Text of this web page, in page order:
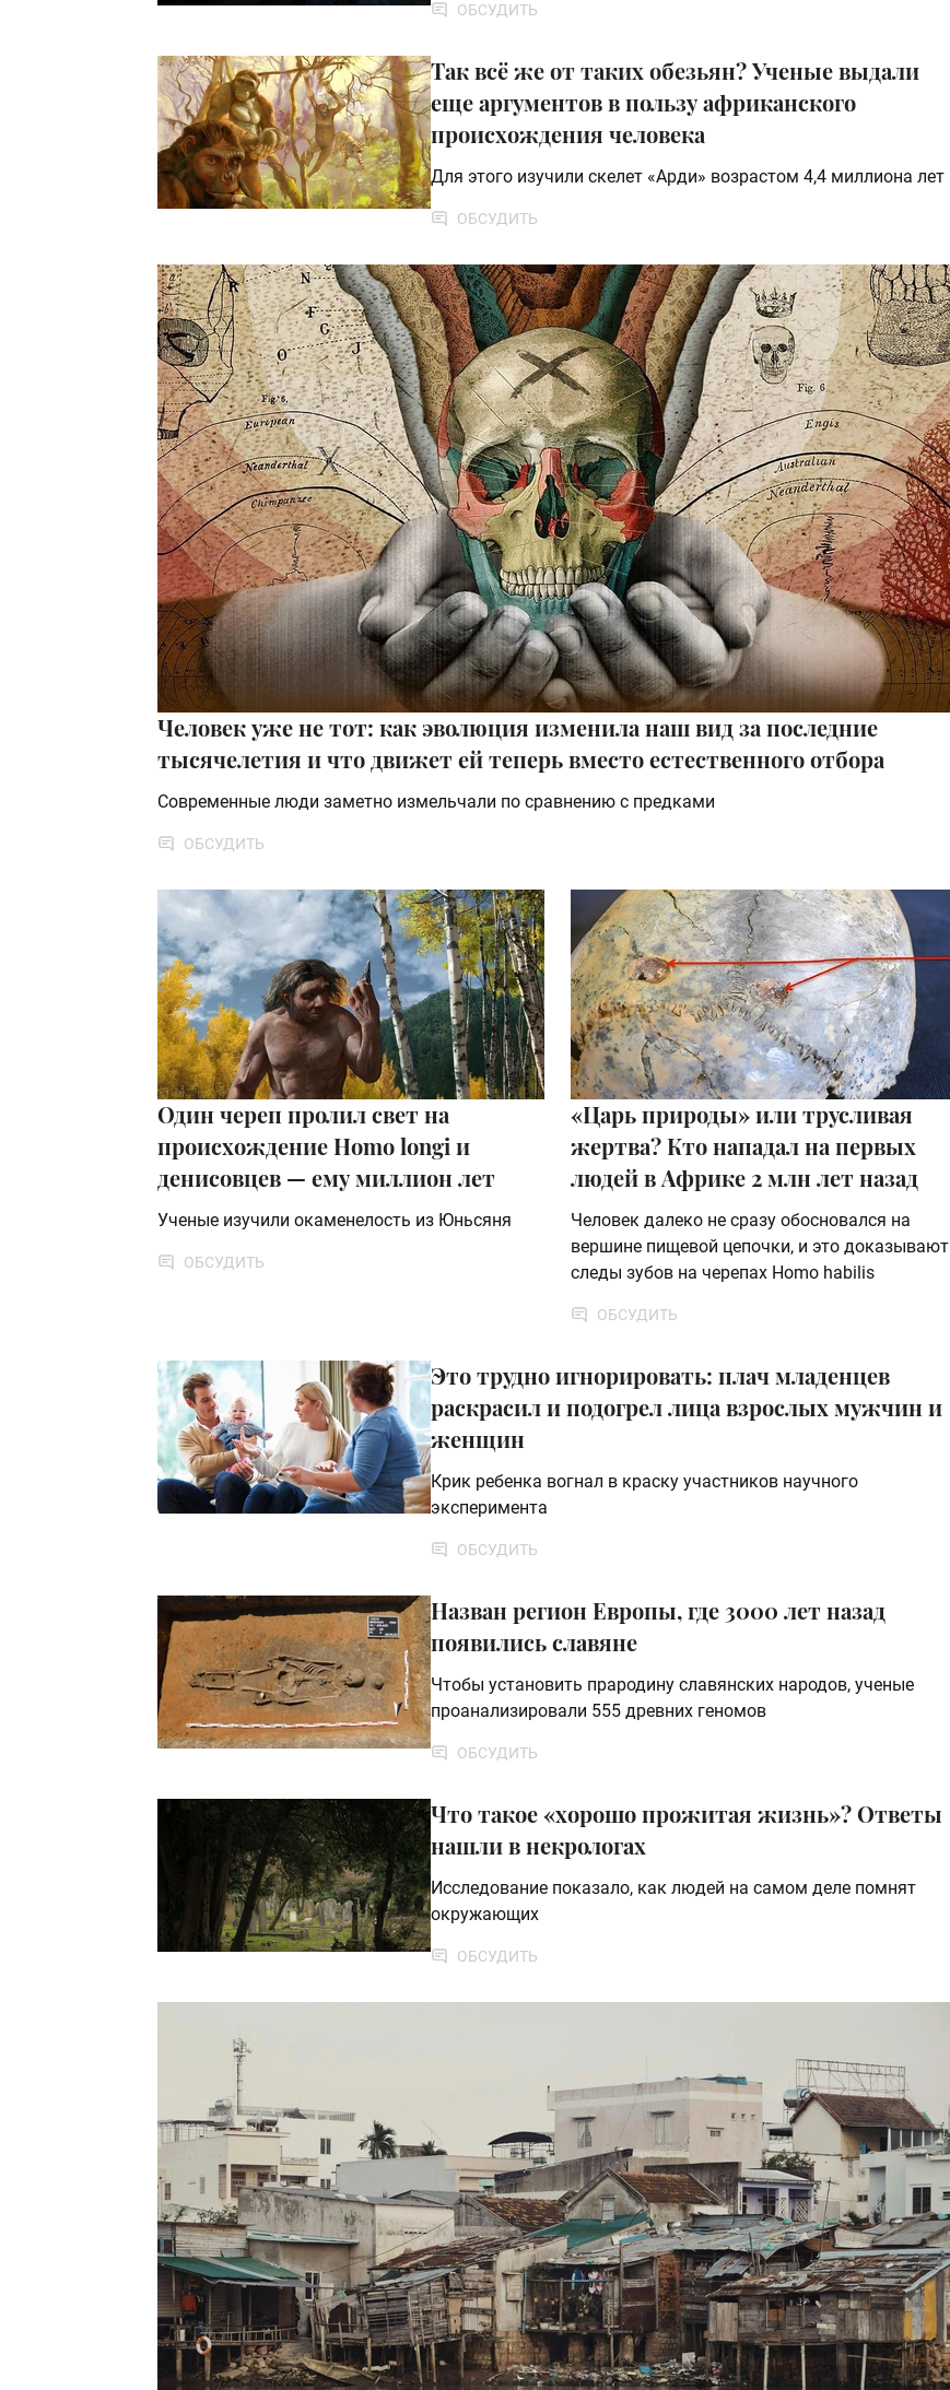
ОБСУДИТЬ
Так всё же от таких обезьян? Ученые выдали
еще аргументов в пользу африканского
происхождения человека
Для этого изучили скелет «Арди» возрастом 4,4 миллиона лет
ОБСУДИТЬ
Человек уже не тот: как эволюция изменила наш вид за последние
тысячелетия и что движет ей теперь вместо естественного отбора
Современные люди заметно измельчали по сравнению с предками
ОБСУДИТЬ
Один череп пролил свет на
происхождение Homo longi и
денисовцев — ему миллион лет
Ученые изучили окаменелость из Юньсяня
ОБСУДИТЬ
«Царь природы» или трусливая
жертва? Кто нападал на первых
людей в Африке 2 млн лет назад
Человек далеко не сразу обосновался на
вершине пищевой цепочки, и это доказывают
следы зубов на черепах Homo habilis
ОБСУДИТЬ
Это трудно игнорировать: плач младенцев
раскрасил и подогрел лица взрослых мужчин и
женщин
Крик ребенка вогнал в краску участников научного
эксперимента
ОБСУДИТЬ
Назван регион Европы, где 3000 лет назад
появились славяне
Чтобы установить прародину славянских народов, ученые
проанализировали 555 древних геномов
ОБСУДИТЬ
Что такое «хорошо прожитая жизнь»? Ответы
нашли в некрологах
Исследование показало, как людей на самом деле помнят
окружающих
ОБСУДИТЬ